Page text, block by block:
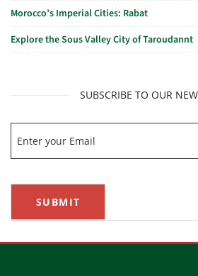
Morocco’s Imperial Cities: Rabat
Explore the Sous Valley City of Taroudannt
SUBSCRIBE TO OUR
SUBMIT